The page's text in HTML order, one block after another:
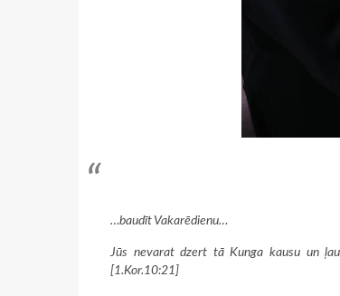
…baudīt Vakarēdienu…
Jūs nevarat dzert tā Kunga kausu un
[1.Kor.10:21]